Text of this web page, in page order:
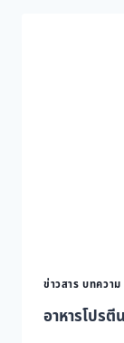
ข่าวสาร บทความ
อาหารโปร